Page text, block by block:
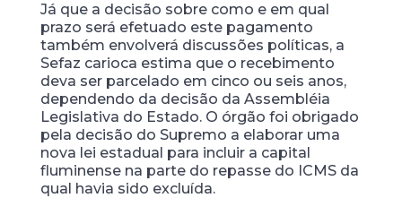
Já que a decisão sobre como e em qual
prazo será efetuado este pagamento
também envolverá discussões políticas, a
Sefaz carioca estima que o recebimento
deva ser parcelado em cinco ou seis anos,
dependendo da decisão da Assembléia
Legislativa do Estado. O órgão foi obrigado
pela decisão do Supremo a elaborar uma
nova lei estadual para incluir a capital
fluminense na parte do repasse do ICMS da
qual havia sido excluída.